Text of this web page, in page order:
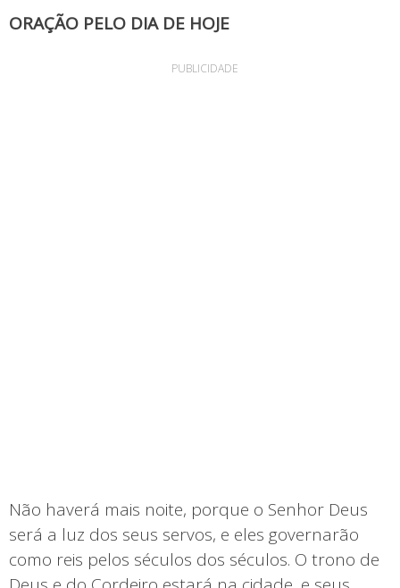
ORAÇÃO PELO DIA DE HOJE
PUBLICIDADE
Não haverá mais noite, porque o Senhor Deus
será a luz dos seus servos, e eles governarão
como reis pelos séculos dos séculos. O trono de